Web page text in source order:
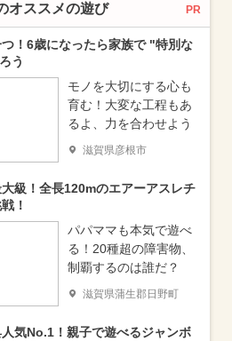
オススメの遊び PR
！6歳になったら家族で "特別な
う
モノを大切にする心も
育む！大変な工程もあ
るよ、力を合わせよう
滋賀県彦根市
級！全長120mのエアーアスレチ
！
パパママも本気で遊べ
る！20種超の障害物、
制覇するのは誰だ？
滋賀県蒲生郡日野町
気No.1！親子で遊べるジャンボ